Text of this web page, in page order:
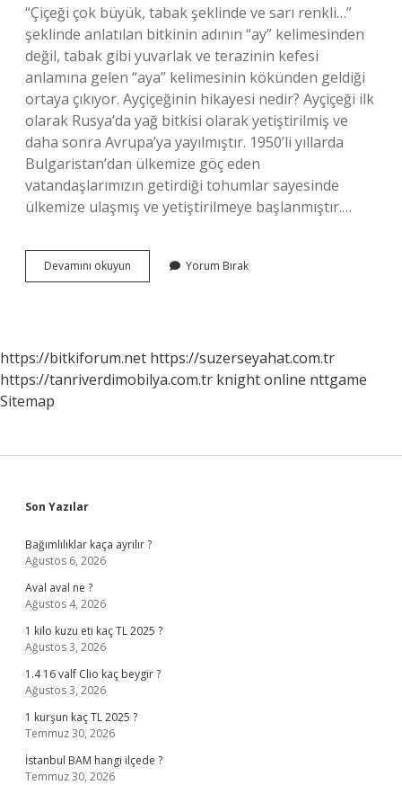
“Çiçeği çok büyük, tabak şeklinde ve sarı renkli…”
şeklinde anlatılan bitkinin adının “ay” kelimesinden
değil, tabak gibi yuvarlak ve terazinin kefesi
anlamına gelen “aya” kelimesinin kökünden geldiği
ortaya çıkıyor. Ayçiçeğinin hikayesi nedir? Ayçiçeği ilk
olarak Rusya’da yağ bitkisi olarak yetiştirilmiş ve
daha sonra Avrupa’ya yayılmıştır. 1950’li yıllarda
Bulgaristan’dan ülkemize göç eden
vatandaşlarımızın getirdiği tohumlar sayesinde
ülkemize ulaşmış ve yetiştirilmeye başlanmıştır.…
Devamını okuyun
Çiçeğinin
Yorum Bırak
https://bitkiforum.net https://suzerseyahat.com.tr
https://tanriverdimobilya.com.tr knight online nttgame
Sitemap
Sidebar
Son Yazılar
Bağımlılıklar kaça ayrılır ?
Ağustos 6, 2026
Aval aval ne ?
Ağustos 4, 2026
1 kilo kuzu eti kaç TL 2025 ?
Ağustos 3, 2026
1.4 16 valf Clio kaç beygir ?
Ağustos 3, 2026
1 kurşun kaç TL 2025 ?
Temmuz 30, 2026
İstanbul BAM hangi ilçede ?
Temmuz 30, 2026